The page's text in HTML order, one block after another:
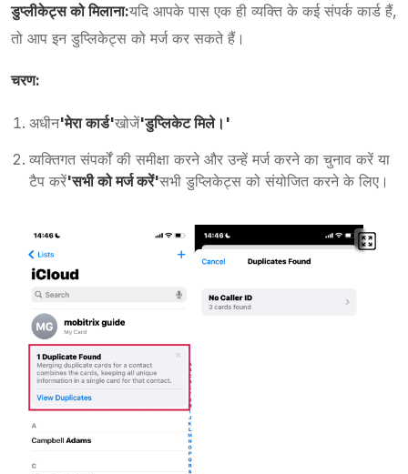
डुप्लीकेट्स को मिलाना:यदि आपके पास एक ही व्यक्ति के कई संपर्क कार्ड हैं,
तो आप इन डुप्लिकेट्स को मर्ज कर सकते हैं।
चरण:
अधीन'मेरा कार्ड'खोजें'डुप्लिकेट मिले।'
व्यक्तिगत संपर्कों की समीक्षा करने और उन्हें मर्ज करने का चुनाव करें या
टैप करें'सभी को मर्ज करें'सभी डुप्लिकेट्स को संयोजित करने के लिए।